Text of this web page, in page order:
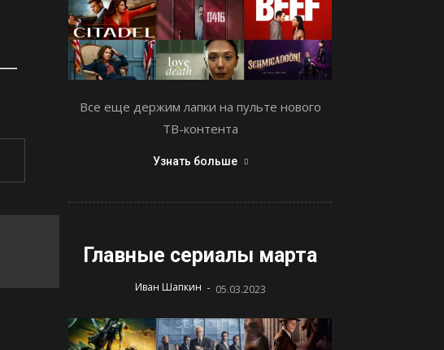
Все еще держим лапки на пульте нового
ТВ-контента
Узнать больше
Главные сериалы марта
Иван Шапкин - 05.03.2023